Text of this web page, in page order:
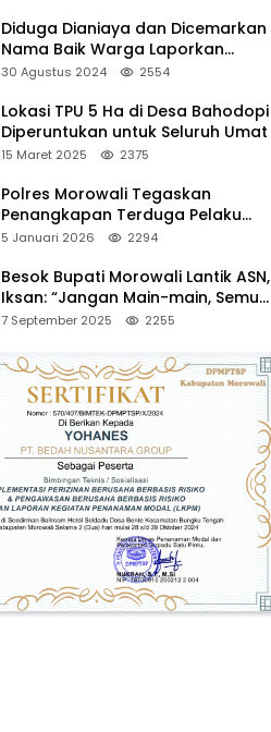
Diduga Dianiaya dan Dicemarkan
Nama Baik Warga Laporkan
Oknum Kades dan Oknum Polisi
30 Agustus 2024 2554
Lokasi TPU 5 Ha di Desa Bahodopi
Diperuntukan untuk Seluruh Umat
15 Maret 2025 2375
Polres Morowali Tegaskan
Penangkapan Terduga Pelaku
Pembakaran Kantor PT RCP Sesuai
5 Januari 2026 2294
Besok Bupati Morowali Lantik ASN,
Iksan: “Jangan Main-main, Semua
Saya Pantau”
7 September 2025 2255